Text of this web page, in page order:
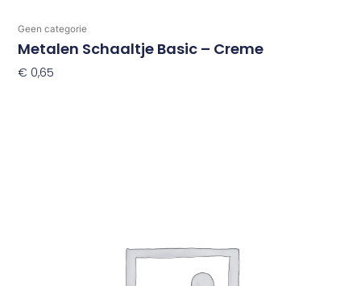
Geen categorie
Metalen Schaaltje Basic – Creme
€ 0,65